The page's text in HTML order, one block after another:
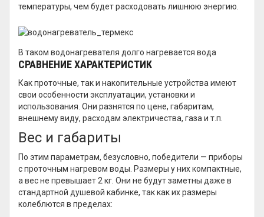
температуры, чем будет расходовать лишнюю энергию.
В таком водонагревателя долго нагревается вода
СРАВНЕНИЕ ХАРАКТЕРИСТИК
Как проточные, так и накопительные устройства имеют
свои особенности эксплуатации, установки и
использования. Они разнятся по цене, габаритам,
внешнему виду, расходам электричества, газа и т.п.
Вес и габариты
По этим параметрам, безусловно, победители — приборы
с проточным нагревом воды. Размеры у них компактные,
а вес не превышает 2 кг. Они не будут заметны даже в
стандартной душевой кабинке, так как их размеры
колеблются в пределах: